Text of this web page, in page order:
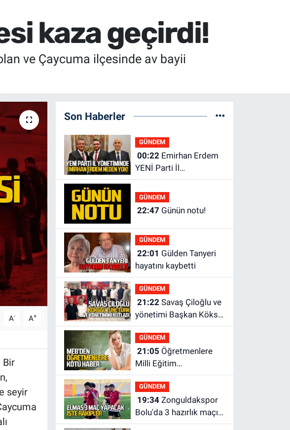
kaza geçirdi!
ve Çaycuma ilçesinde av bayii
A- A+
Bir
seyir
Son Haberler
GÜNDEM
00:22Emirhan Erdem
YENİ Parti İl
yönetiminden neden
yok?
GÜNDEM
22:47 Günün notu!
GÜNDEM
22:01
hayatını kaybetti
GÜNDEM
21:22Savaş Çiloğlu ve
yönetimi Başkan Köksal
Tunçtürk’ü kutladı
GÜNDEM
21:05
Milli Eğitim
Bakanlığı'ndan kötü
haber
GÜNDEM
19:34Zonguldakspor
Bolu'da 3 hazırlık maçı
oynayacak... İşte